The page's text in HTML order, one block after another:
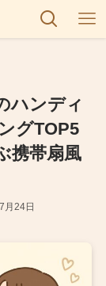
ハンディ
グTOP5
携帯扇風
月24日